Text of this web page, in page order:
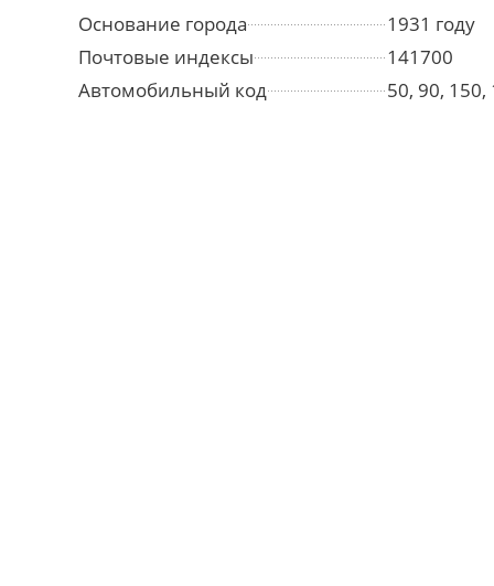
Основание города
1931 году
Почтовые индексы
141700
Автомобильный код
50, 90, 150,